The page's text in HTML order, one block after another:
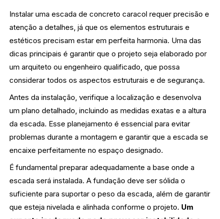
Instalar uma escada de concreto caracol requer precisão e
atenção a detalhes, já que os elementos estruturais e
estéticos precisam estar em perfeita harmonia. Uma das
dicas principais é garantir que o projeto seja elaborado por
um arquiteto ou engenheiro qualificado, que possa
considerar todos os aspectos estruturais e de segurança.
Antes da instalação, verifique a localização e desenvolva
um plano detalhado, incluindo as medidas exatas e a altura
da escada. Esse planejamento é essencial para evitar
problemas durante a montagem e garantir que a escada se
encaixe perfeitamente no espaço designado.
É fundamental preparar adequadamente a base onde a
escada será instalada. A fundação deve ser sólida o
suficiente para suportar o peso da escada, além de garantir
que esteja nivelada e alinhada conforme o projeto. Um